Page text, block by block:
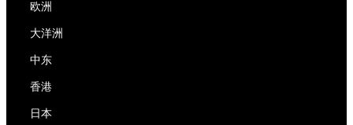
欧洲
大洋洲
中东
香港
日本